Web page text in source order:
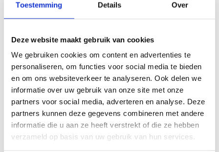
Toestemming Details Over
Deze website maakt gebruik van cookies
We gebruiken cookies om content en advertenties te
personaliseren, om functies voor social media te bieden
en om ons websiteverkeer te analyseren. Ook delen we
informatie over uw gebruik van onze site met onze
partners voor social media, adverteren en analyse. Deze
partners kunnen deze gegevens combineren met andere
informatie die u aan ze heeft verstrekt of die ze hebben
verzameld op basis van uw gebruik van hun services.
ROUTES
THEMAHAPPEN
RESERVEREN
CADEAUBON
VRAGEN
MEDIA
Waterlinie fiets-experience: Fietsen door loopgraven
en langs forten
Deze waterlinie route was prachtig. Als van Dijken en
ruisend riet houdt is deze route geweldig. Je komt weinig
op de openbare weg en bijna niet in de kern van een stad/
dorp
Marjan van der Schilt Oosterhuis | 07-08-2026
Bekijk deze route